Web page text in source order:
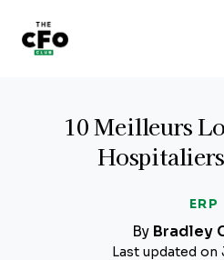
ERP
10 Meilleurs
By Bradley
Last updated on